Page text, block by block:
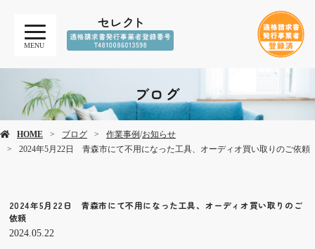
MENU
ブログ
HOME ブログ 作業事例/お知らせ
2024年5月22日 青森市にて不用になった工具、オーディオ買い取りのご依頼
2024年5月22日 青森市にて不用になった工具、オーディオ買い取りのご
依頼
2024.05.22